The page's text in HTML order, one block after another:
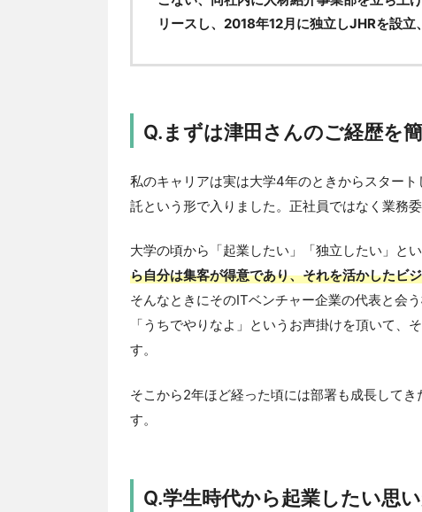
リースし、2018年12月に独立しJHRを設
Q.まずは津田さんのご経歴を
私のキャリアは実は大学4年のときからスター
託という形で入りました。正社員ではなく業務
大学の頃から「起業したい」「独立したい」と
ら自分は集客が得意であり、それを活かしたビ
そんなときにそのITベンチャー企業の代表と会
「うちでやりなよ」というお声掛けを頂いて
す。
そこから2年ほど経った頃には部署も成長して
す。
Q.学生時代から起業したい思